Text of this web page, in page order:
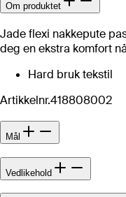
Om produktet
Jade flexi nakkepute
deg en ekstra komfort
Hard bruk tekstil
Artikkelnr.418808002
Mål
Vedlikehold